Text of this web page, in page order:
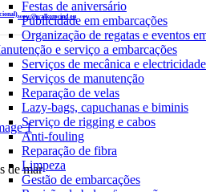
wow@walkonwind.eu
Festas de aniversário
Publicidade em embarcações
Organização de regatas e eventos
e serviço a embarcações
Serviços de mecânica e electricidade
Serviços de manutenção
Reparação de velas
Lazy-bags, capuchanas e biminis
Serviço de rigging e cabos
Anti-fouling
Reparação de fibra
Limpeza
Gestão de embarcações
de mar